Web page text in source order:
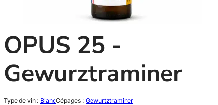
OPUS 25 -
Gewurztraminer
Type de vin : BlancCépages : Gewurtztraminer